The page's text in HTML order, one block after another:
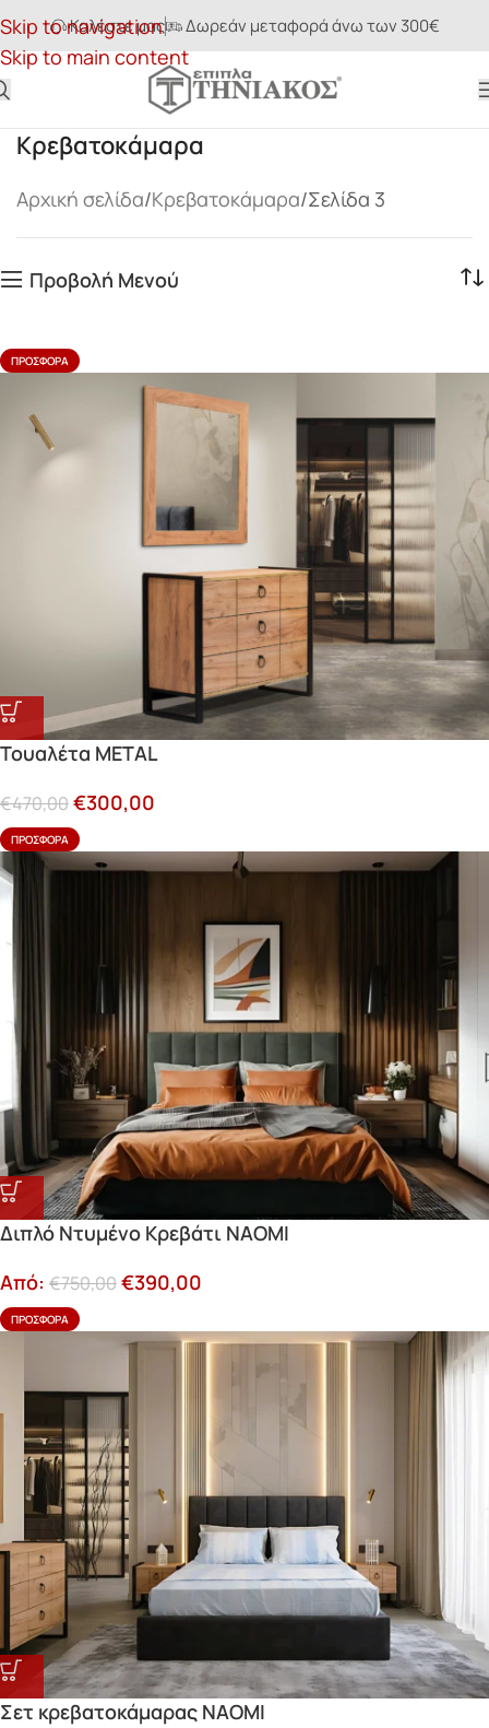
Skip to navigation
Skip to main content
Καλέστε μας Δωρεάν μεταφορά άνω των 300€
Κρεβατοκάμαρα
Αρχική σελίδα Κρεβατοκάμαρα Σελίδα 3
Προβολή Μενού
ΠΡΟΣΦΟΡΆ
Τουαλέτα METAL
€470,00€300,00
ΠΡΟΣΦΟΡΆ
Διπλό Ντυμένο Kρεβάτι NAOMI
Από: €750,00€390,00
ΠΡΟΣΦΟΡΆ
Σετ κρεβατοκάμαρας NAOMI